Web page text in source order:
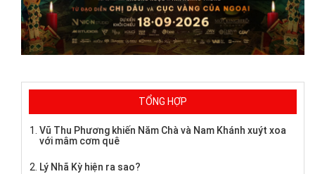
TỔNG HỢP
Vũ Thu Phương khiến Năm Chà và Nam Khánh xuýt xoa
với mâm cơm quê
Lý Nhã Kỳ hiện ra sao?